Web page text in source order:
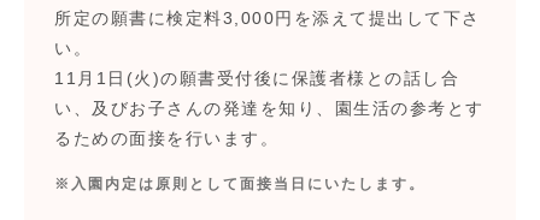
所定の願書に検定料3,000円を添えて提出して下さ
い。
11月1日(火)の願書受付後に保護者様との話し合
い、及びお子さんの発達を知り、園生活の参考とす
るための面接を行います。
※入園内定は原則として面接当日にいたします。